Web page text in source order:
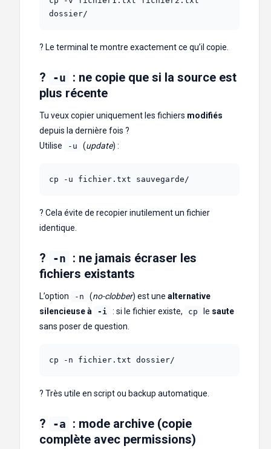
dossier/
? Le terminal te montre exactement ce qu’il copie.
? -u
: ne copie que si la source est
plus récente
Tu veux copier uniquement les fichiers modifiés
depuis la dernière fois ?
Utilise
-u (update) :
cp -u fichier.txt sauvegarde/
? Cela évite de recopier inutilement un fichier
identique.
? -n
: ne jamais écraser les
fichiers existants
L’option -n (no-clobber) est une alternative
silencieuse à
-i : si le fichier existe, cp le saute
sans poser de question.
cp -n fichier.txt dossier/
? Très utile en script ou backup automatique.
? -a
: mode archive (copie
complète avec permissions)